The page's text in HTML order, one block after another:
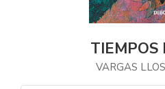
TIEMPOS
VARGAS